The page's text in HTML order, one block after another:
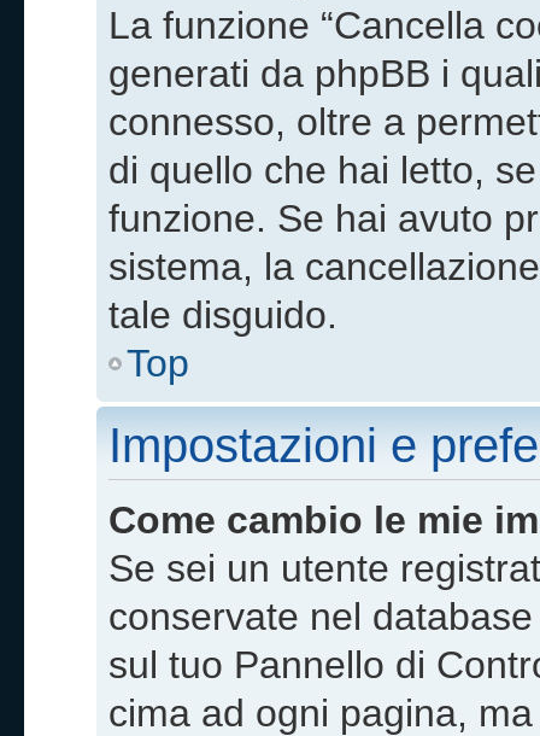
La funzione “Cancella
generati da phpBB i
connesso, oltre a
di quello che hai letto,
funzione. Se hai avuto
sistema, la
tale disguido.
Top
Impostazioni e
Come cambio le mie
Se sei un utente
conservate nel
sul tuo Pannello di
cima ad ogni pagina,